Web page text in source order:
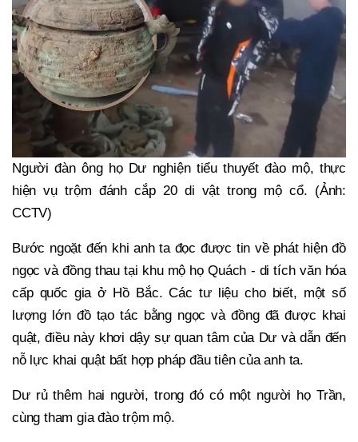
Người đàn ông họ Dư nghiện tiểu thuyết đào mộ, thực
hiện vụ trộm đánh cắp 20 di vật trong mộ cổ. (Ảnh:
CCTV)
Bước ngoặt đến khi anh ta đọc được tin về phát hiện đồ
ngọc và đồng thau tại khu mộ họ Quách - di tích văn hóa
cấp quốc gia ở Hồ Bắc. Các tư liệu cho biết, một số
lượng lớn đồ tạo tác bằng ngọc và đồng đã được khai
quật, điều này khơi dậy sự quan tâm của Dư và dẫn đến
nỗ lực khai quật bất hợp pháp đầu tiên của anh ta.
Dư rủ thêm hai người, trong đó có một người họ Trần,
cùng tham gia đào trộm mộ.